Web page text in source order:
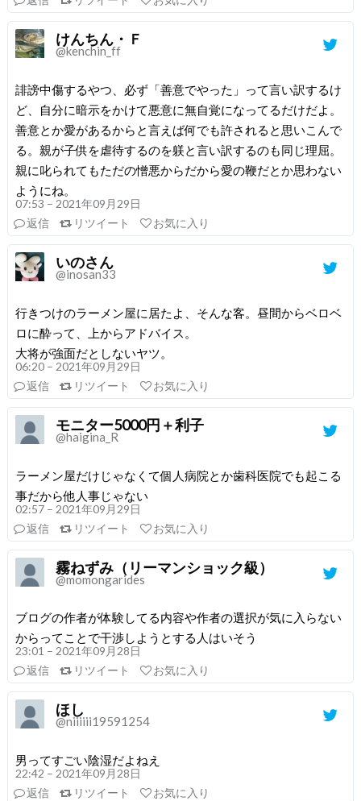
けんちん・Ｆ
@kenchin_ff
誹謗中傷するやつ、必ず「善意でやった」って言い訳するけ
ど、自分に暗示をかけて悪意に無自覚になってるだけだよ。
善意とか愛があるからと言えば何でも許されると思いこんで
る。親が子供を虐待するのを躾と言い訳するのも同じ理屈。
親に叱られてもただの憎悪からだから愛の鞭だとか思わない
ようにね。
07:53 – 2021年09月29日
返信
リツイート お気に入り
いのさん
@inosan33
行きつけのラーメン屋に居たよ、そんな客。昼間からベロベ
ロに酔って、上からアドバイス。
大将が強面だとしないヤツ。
06:20 – 2021年09月29日
返信
リツイート お気に入り
モニター5000円＋利子
@haigina_R
ラーメン屋だけじゃなくて個人病院とか歯科医院でも起こる
事だから他人事じゃない
02:57 – 2021年09月29日
返信
リツイート お気に入り
霧ねずみ（リーマンショック級）
@momongarides
ブログの作者が体験してる内容や作者の選択が気に入らない
からってことで干渉しようとする人はいそう
23:01 – 2021年09月28日
返信
リツイート お気に入り
ほし
@niiiiii19591254
男ってすごい陰湿だよねえ
22:42 – 2021年09月28日
返信
リツイート お気に入り